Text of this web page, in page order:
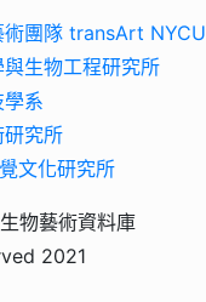
術團隊 transArt NYCU
生物工程研究所
系
究所
文化研究所
物藝術資料庫
2021